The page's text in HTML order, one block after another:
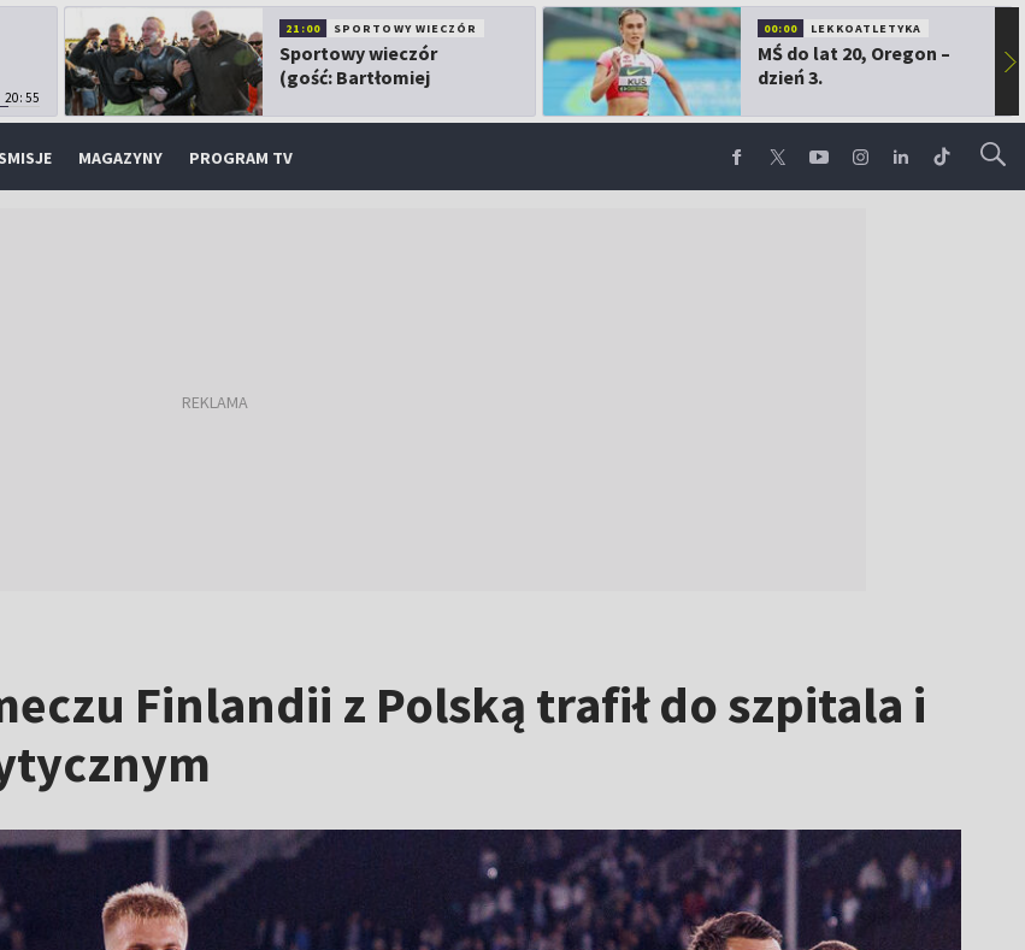
20:55
21:00 SPORTOWY WIECZÓR
Sportowy wieczór
(gość: Bartłomiej
00:00 LEKKOATLETYKA
MŚ do lat 20, Oregon –
dzień 3.
▶
MAGAZYNY PROGRAM TV
Finlandii z Polską trafił do szpitala i